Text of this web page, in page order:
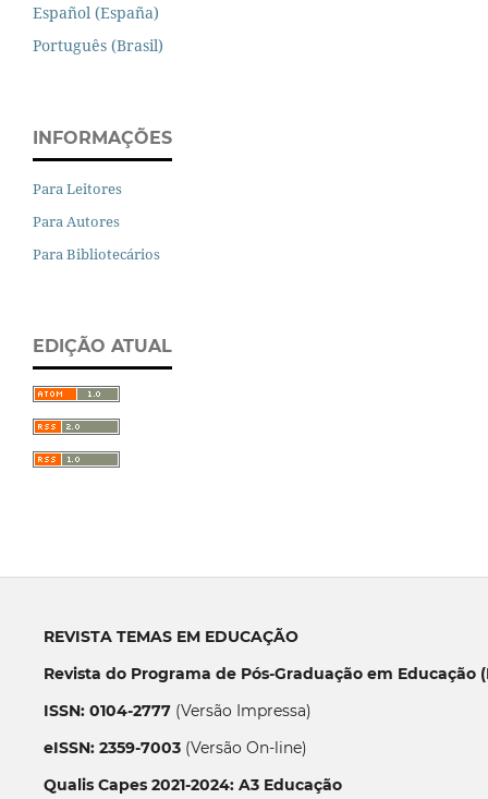
Español (España)
Português (Brasil)
INFORMAÇÕES
Para Leitores
Para Autores
Para Bibliotecários
EDIÇÃO ATUAL
REVISTA TEMAS EM EDUCAÇÃO
Revista do Programa de Pós-Graduação em Educação
ISSN: 0104-2777(Versão Impressa)
eISSN: 2359-7003(Versão On-line)
Qualis Capes 2021-2024: A3 Educação